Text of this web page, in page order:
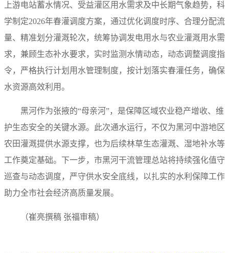
上游电站蓄水情况、受益灌区用水需求及中长期气象趋势，科
学制定2026年春灌调度方案，通过优化调度时序、合理分配流
量、精准划分灌溉轮次，统筹协调发电用水与农业灌溉用水需
求，兼顾生态补水要求，实时监测水情动态，动态调整调度指
令，严格执行计划用水管理制度，按计划落实春灌任务，确保
水资源高效利用。
黑河作为张掖的“母亲河”，是保障区域农业稳产增收、维
护生态安全的关键水源。此次通水运行，不仅为黑河中游地区
农田灌溉提供水源支撑，也为后续林草生态灌溉、湿地补水等
工作奠定基础。下一步，市黑河干流管理总站将持续强化值守
巡查与动态调度，严守供水安全底线，以扎实的水利保障工作
助力全市社会经济高质量发展。
（崔亮撰稿 张福审稿）